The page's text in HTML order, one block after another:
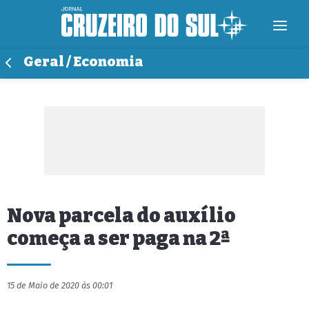
Geral / Economia
Nova parcela do auxílio
começa a ser paga na 2ª
15 de Maio de 2020 às 00:01